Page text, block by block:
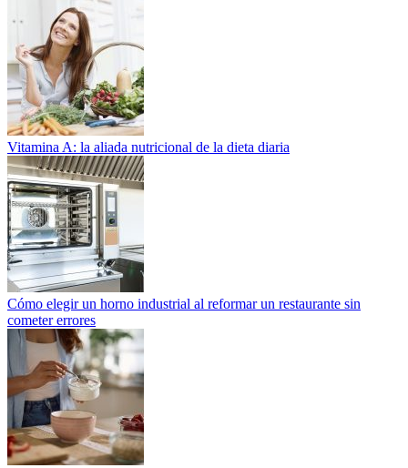
Vitamina A: la aliada nutricional de la dieta diaria
Cómo elegir un horno industrial al reformar un restaurante sin
cometer errores